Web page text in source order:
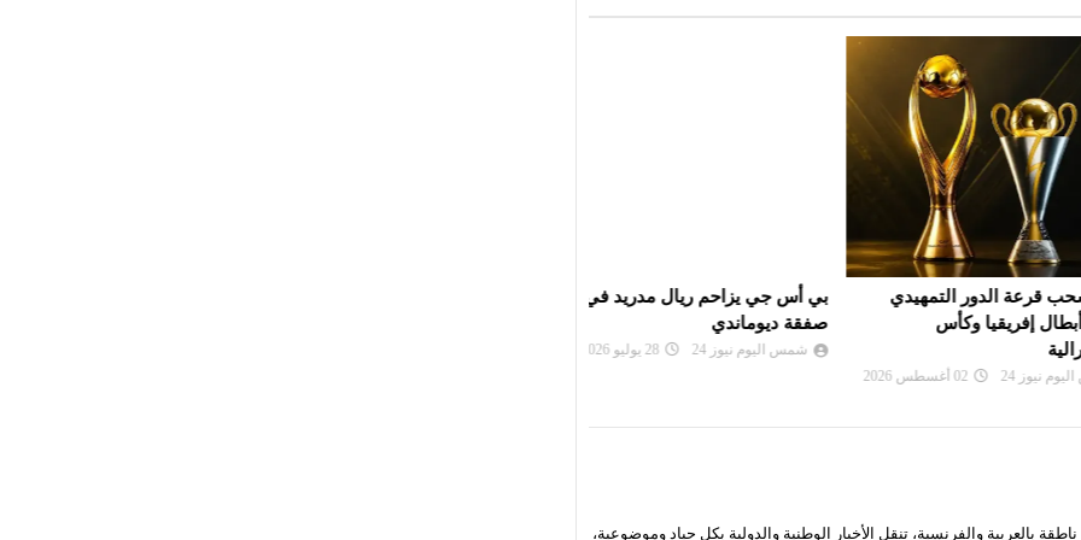
الدور التمهيدي
وكأس
24 02 أغسطس 2026
بي أس جي يزاحم ريال مدريد في
صفقة ديوماندي
شمس اليوم نيوز 24 28 يوليو 2026
بالعربية والفرنسية، تنقل الأخبار الوطنية والدولية بكل حياد وموضوعية،